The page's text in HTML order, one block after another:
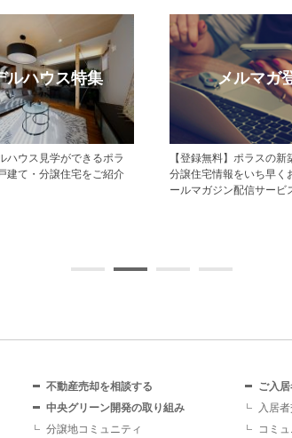
ルハウス特集
ハウス見学ができるポラ
建て・分譲住宅をご紹介
メルマガ
【登録無料】ポラスの新
分譲住宅情報をいち早く
ールマガジン配信サービ
不動産売却を相談する
中央グリーン開発の取り組み
分譲地コミュニティ
ご入
入居
コミ